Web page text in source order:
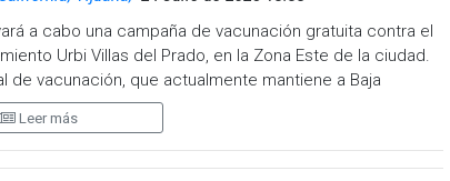
a cabo una campaña de vacunación gratuita contra el
Urbi Villas del Prado, en la Zona Este de la ciudad.
vacunación, que actualmente mantiene a Baja
estados vecinos.
en la sede de la Jurisdicción, ubicada en Praderas
a 14:30 horas, y sábados y domingos de 8:00 a 14:00
Leer más